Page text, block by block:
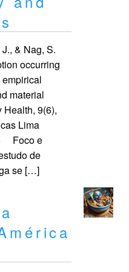
& Nag, S.
occurring
material
Health, 9(6),
Lima
Foco e
de
se […]